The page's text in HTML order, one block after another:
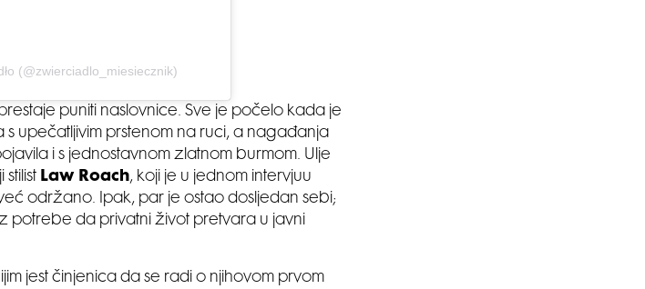
(@zwierciadlo_miesiecznik)
puniti naslovnice. Sve je počelo kada je
upečatljivim prstenom na ruci, a nagađanja
i s jednostavnom zlatnom burmom. Ulje
Law Roach, koji je u jednom intervjuu
održano. Ipak, par je ostao dosljedan sebi;
potrebe da privatni život pretvara u javni
jest činjenica da se radi o njihovom prvom